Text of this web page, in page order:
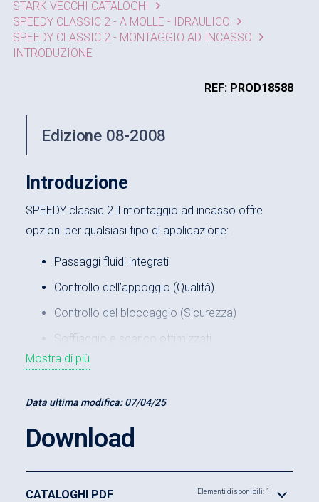
STARK VECCHI CATALOGHI
SPEEDY CLASSIC 2 - A MOLLE - IDRAULICO
SPEEDY CLASSIC 2 - MONTAGGIO AD INCASSO
INTRODUZIONE
Edizione 08-2008
REF: PROD18588
Introduzione
SPEEDY classic 2 il montaggio ad incasso offre
opzioni per qualsiasi tipo di applicazione:
Passaggi fluidi integrati
Controllo dell’appoggio (Qualità)
Controllo del bloccaggio (Sicurezza)
Soffiaggio e scarico ottimizzati
Scarico refrigerante
Mostra di più
Data ultima modifica:07/04/25
Download
CATALOGHI PDF Elementi disponibili: 1